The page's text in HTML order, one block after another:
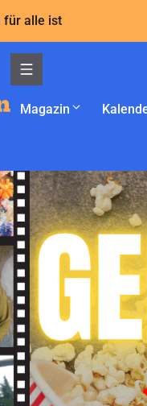
für alle ist
Magazin